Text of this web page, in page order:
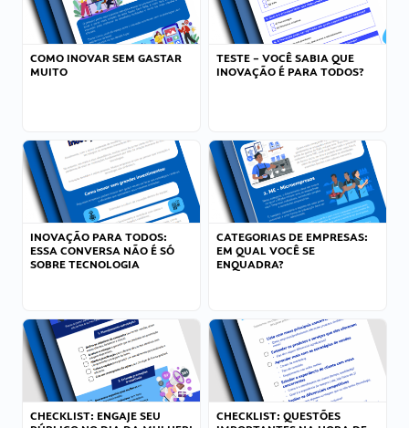
COMO INOVAR SEM GASTAR
MUITO
TESTE – VOCÊ SABIA QUE
INOVAÇÃO É PARA TODOS?
INOVAÇÃO PARA TODOS:
ESSA CONVERSA NÃO É SÓ
SOBRE TECNOLOGIA
CATEGORIAS DE EMPRESAS:
EM QUAL VOCÊ SE
ENQUADRA?
CHECKLIST: ENGAJE SEU
CHECKLIST: QUESTÕES